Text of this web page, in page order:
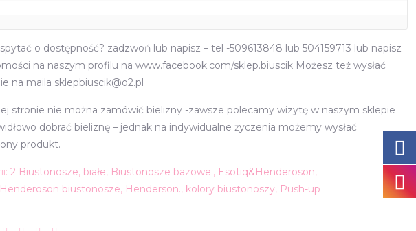
o dostępność? zadzwoń lub napisz – tel -509613848 lub 504159713 lub napisz
na naszym profilu na www.facebook.com/sklep.biuscik Możesz też wysłać
na maila sklepbiuscik@o2.pl
stronie nie można zamówić bielizny -zawsze polecamy wizytę w naszym sklepie
dobrać bieliznę – jednak na indywidualne życzenia możemy wysłać
produkt.
2 Biustonosze, białe, Biustonosze bazowe., Esotiq&Henderoson,
biustonosze, Henderson., kolory biustonoszy, Push-up